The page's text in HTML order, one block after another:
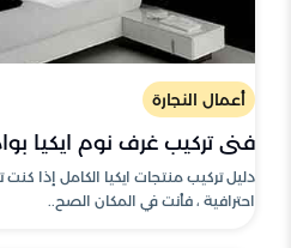
أعمال النجارة
فنى تركيب غرف نوم ايكيا
دليل تركيب منتجات ايكيا الكامل إذا
احترافية ، فأنت في المكان الصح..